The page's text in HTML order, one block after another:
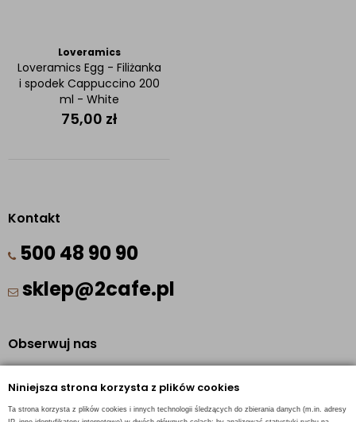
Niniejsza strona korzysta z plików cookies
Ta strona korzysta z plików cookies i innych technologii śledzących do zbierania danych (m.in. adresy
Loveramics
Loveramics Egg - Filiżanka
i spodek Cappuccino 200
ml - White
75,00 zł
Kontakt
500 48 90 90
sklep@2cafe.pl
Obserwuj nas